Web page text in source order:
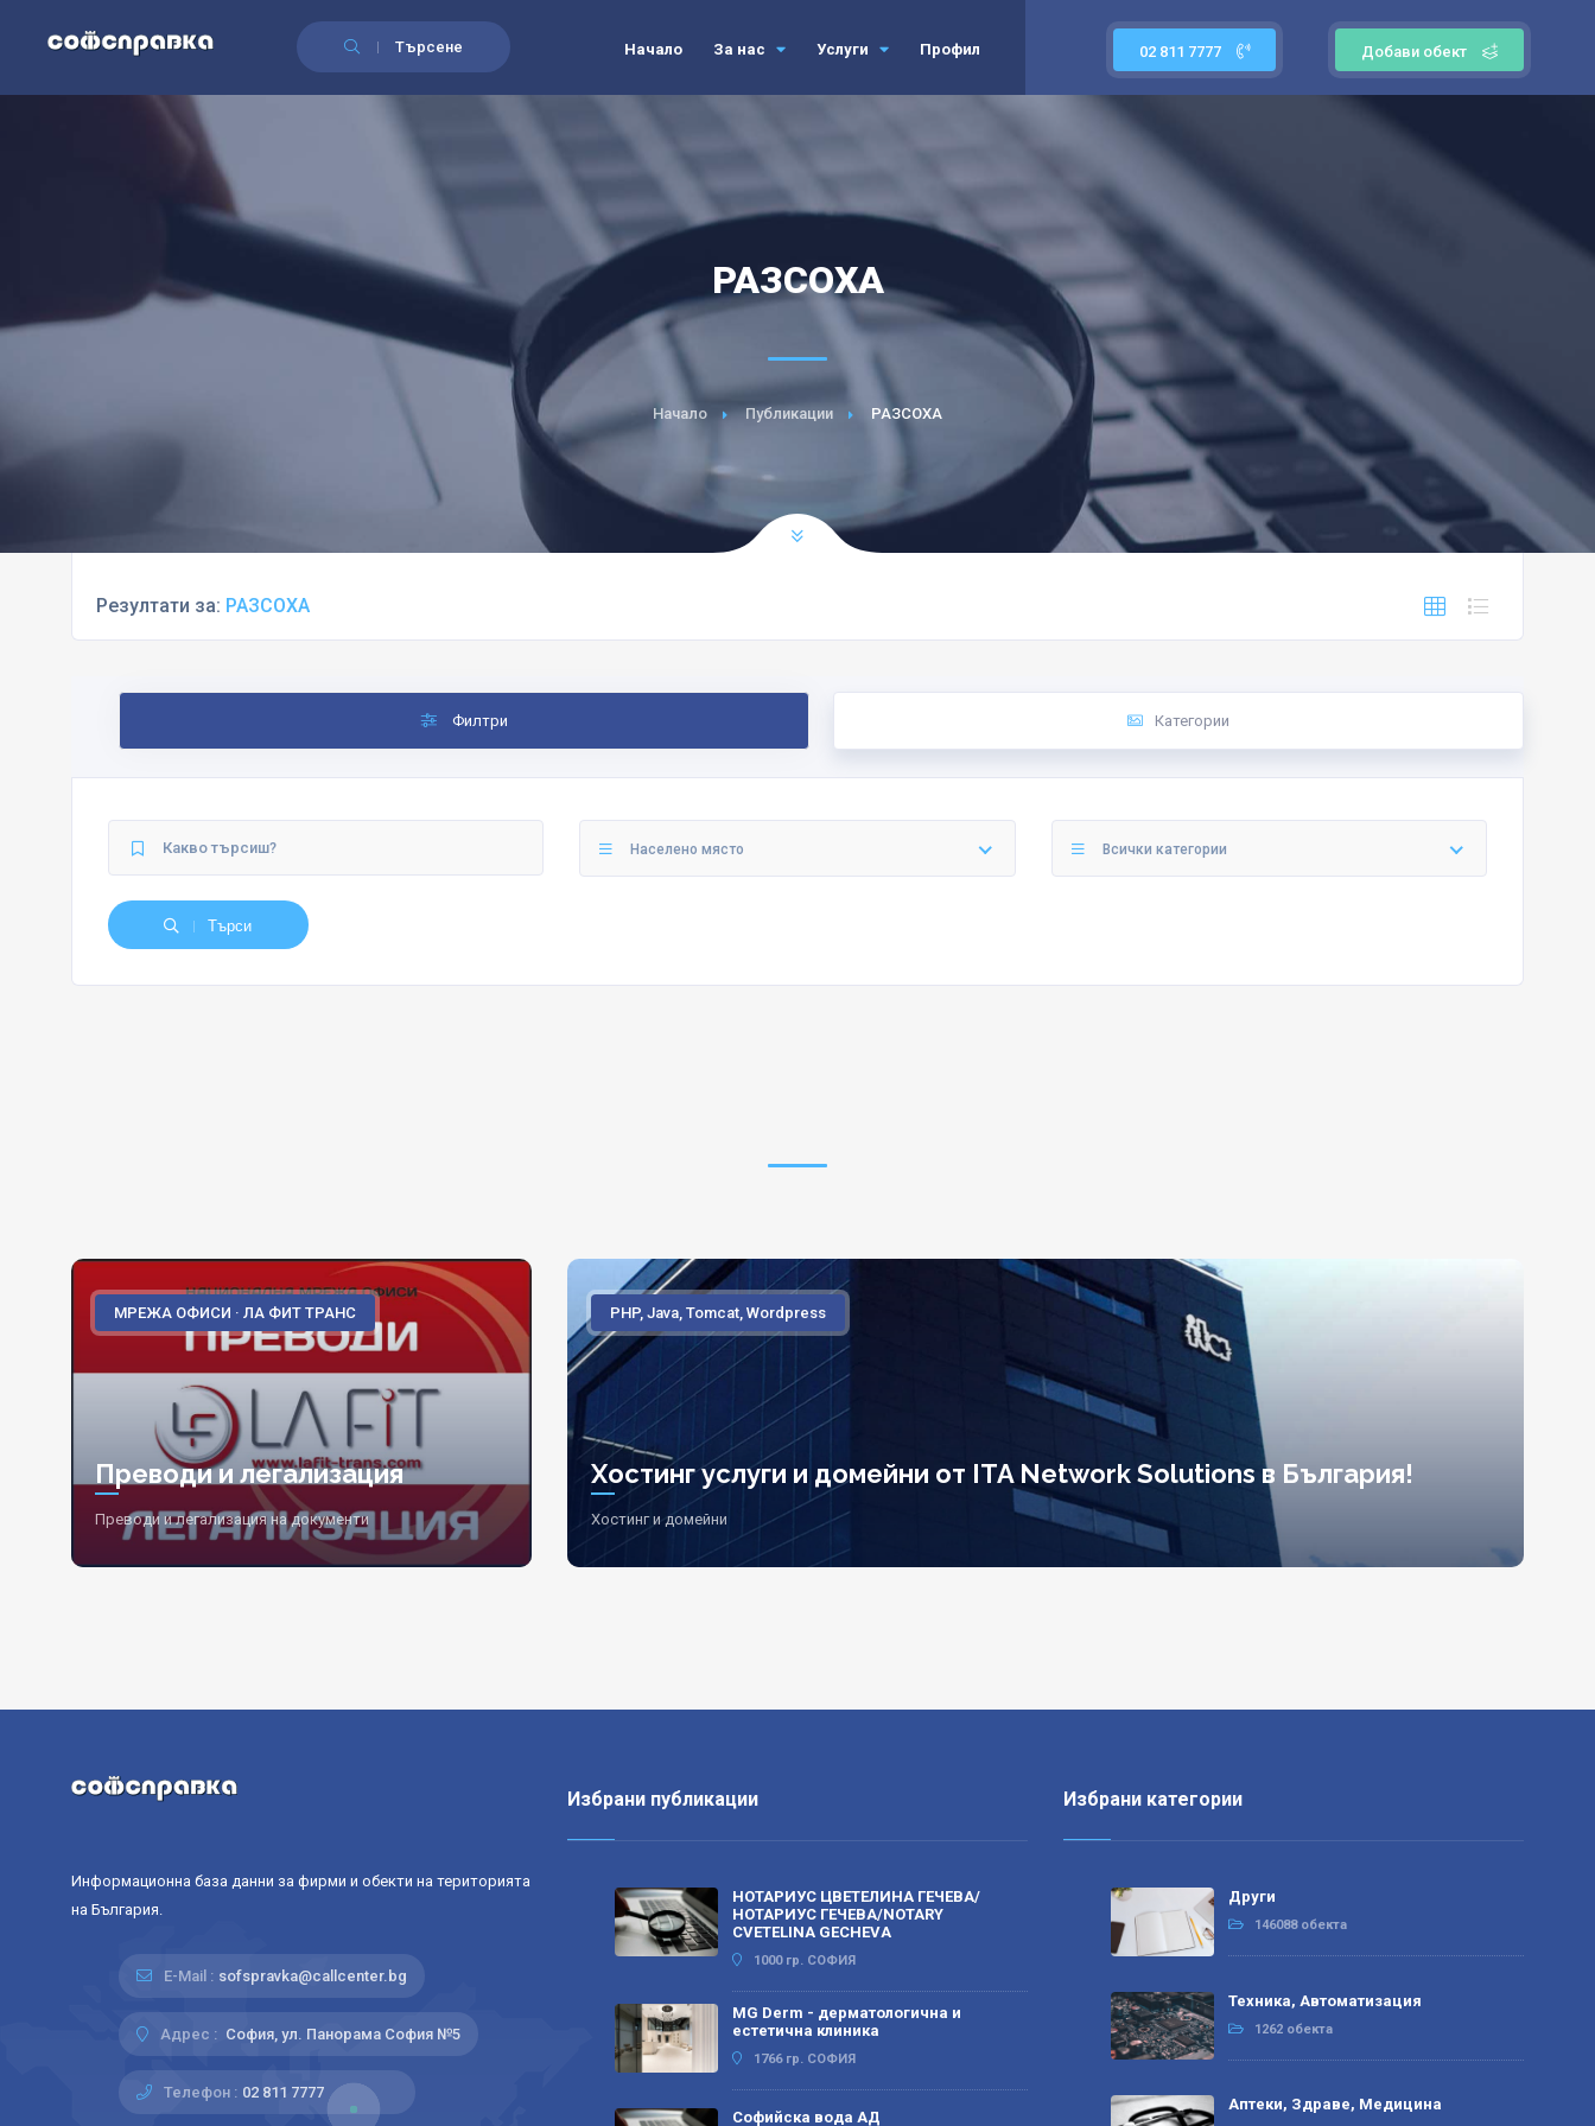
Търсене Добави обект
02 811 7777
Начало За нас Услуги Профил
РАЗСОХА
Начало Публикации РАЗСОХА
Резултати за: РАЗСОХА
Филтри Категории
Населено място Всички категории
Търси
МРЕЖА ОФИСИ · ЛА ФИТ ТРАНС
Преводи и легализация
Преводи и легализация на документи
PHP, Java, Tomcat, Wordpress
Хостинг услуги и домейни от ITA Network Solutions в България!
Хостинг и домейни
Информационна база данни за фирми и обекти на територията
на България.
E-Mail : sofspravka@callcenter.bg
Адрес : София, ул. Панорама София №5
Телефон : 02 811 7777
Избрани публикации
НОТАРИУС ЦВЕТЕЛИНА ГЕЧЕВА/
НОТАРИУС ГЕЧЕВА/NOTARY
CVETELINA GECHEVA
1000 гр. СОФИЯ
MG Derm - дерматологична и
естетична клиника
1766 гр. СОФИЯ
Софийска вода АД
Избрани категории
Други
146088 обекта
Техника, Автоматизация
1262 обекта
Аптеки, Здраве, Медицина